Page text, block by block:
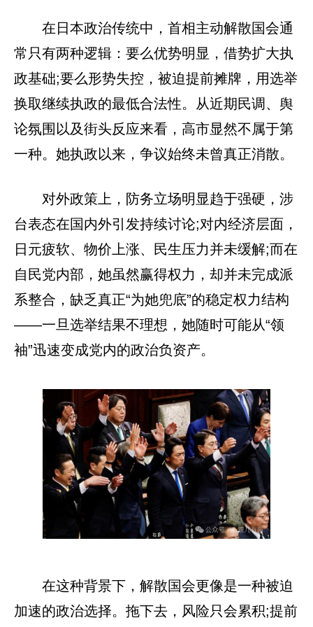
在日本政治传统中，首相主动解散国会通
常只有两种逻辑：要么优势明显，借势扩大执
政基础;要么形势失控，被迫提前摊牌，用选举
换取继续执政的最低合法性。从近期民调、舆
论氛围以及街头反应来看，高市显然不属于第
一种。她执政以来，争议始终未曾真正消散。
对外政策上，防务立场明显趋于强硬，涉
台表态在国内外引发持续讨论;对内经济层面，
日元疲软、物价上涨、民生压力并未缓解;而在
自民党内部，她虽然赢得权力，却并未完成派
系整合，缺乏真正“为她兜底”的稳定权力结构
——一旦选举结果不理想，她随时可能从“领
袖”迅速变成党内的政治负资产。
在这种背景下，解散国会更像是一种被迫
加速的政治选择。拖下去，风险只会累积;提前